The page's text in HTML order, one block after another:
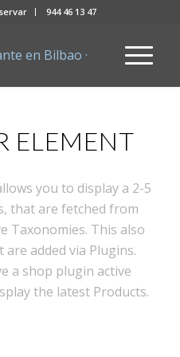
944 46 13 47
ELEMENT
you to display a 2-5
that are fetched from
Taxonomies. This also
added via Plugins.
a shop plugin active
the latest Products.